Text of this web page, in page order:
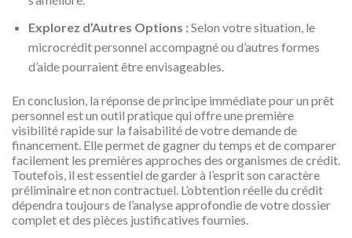
Explorez d’Autres Options :Selon votre situation, le
microcrédit personnel accompagné ou d’autres formes
d’aide pourraient être envisageables.
En conclusion, la réponse de principe immédiate pour un prêt
personnel est un outil pratique qui offre une première
visibilité rapide sur la faisabilité de votre demande de
financement. Elle permet de gagner du temps et de comparer
facilement les premières approches des organismes de crédit.
Toutefois, il est essentiel de garder à l’esprit son caractère
préliminaire et non contractuel. L’obtention réelle du crédit
dépendra toujours de l’analyse approfondie de votre dossier
complet et des pièces justificatives fournies.